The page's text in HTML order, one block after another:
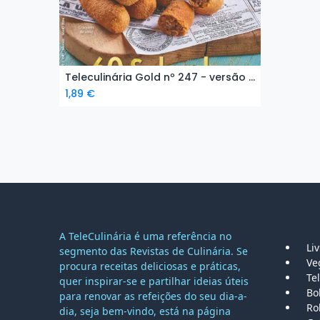
Add to Cart
Teleculinária Gold nº 247 - versão digital
1,89 €
A TeleCulinária é uma referência no
segmento das Revistas de Culinária. Se
procura receitas deliciosas e práticas,
quer inspirar-se e partilhar ideias úteis
para renovar as refeições do seu dia-a-
dia, seja bem-vindo, está na página